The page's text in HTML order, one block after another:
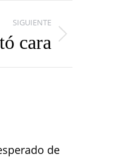
SIGUIENTE
cara
de